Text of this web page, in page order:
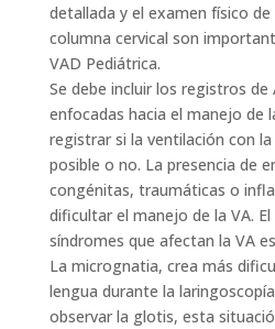
detallada y el examen físico
columna cervical son
VAD Pediátrica.
Se debe incluir los registros de
enfocadas hacia el manejo de
registrar si la ventilación con
posible o no. La presencia de
congénitas, traumáticas o
dificultar el manejo de la VA.
síndromes que afectan la VA
La micrognatia, crea más
lengua durante la
observar la glotis, esta